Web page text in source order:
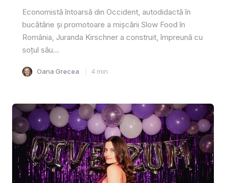
Economistă întoarsă din Occident, autodidactă în
bucătărie și promotoare a mișcării Slow Food în
România, Juranda Kirschner a construit, împreună cu
soțul său...
Oana Grecea 4 min